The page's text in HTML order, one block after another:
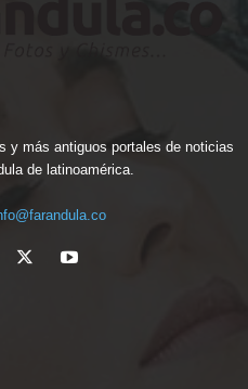
y más antiguos portales de noticias
de latinoamérica.